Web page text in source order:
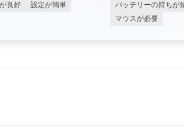
良好 設定が簡単 バッテリーの持ちが
マウスが必要